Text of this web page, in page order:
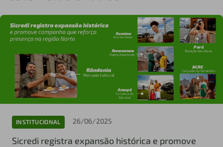
INSTITUCIONAL 26/06/2025
Sicredi registra expansão histórica e promove